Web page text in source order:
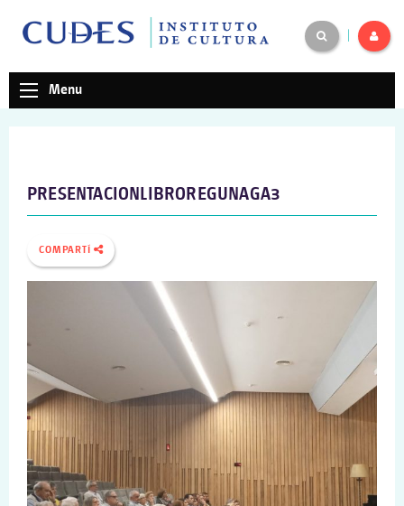
Menu
PRESENTACIONLIBROREGUNAGA3
COMPARTÍ